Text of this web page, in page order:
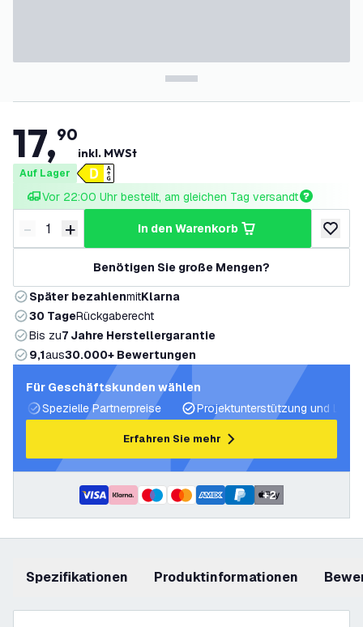
17,90
inkl. MWSt
Auf Lager
Vor 22:00 Uhr bestellt, am gleichen Tag versandt
Menge verringern
- Menge erhöhen
+ in den Warenkorb
zur
Benötigen Sie große Mengen?
Später bezahlenmitKlarna
30 TageRückgaberecht
Bis zu7 Jahre Herstellergarantie
9,1aus30.000+ Bewertungen
Für Geschäftskunden wählen
Spezielle Partnerpreise
Projektunterstützung und
Erfahren Sie mehr
+2
Spezifikationen Produktinformationen